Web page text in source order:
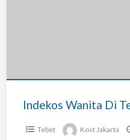
Indekos Wanita Di
Tebet Kost Jakarta